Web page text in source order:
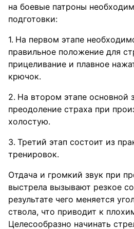
на боевые патроны
подготовки:
На первом этапе
правильное положение для
прицеливание и плавное
крючок.
На втором этапе основной
преодоление страха при
холостую.
Третий этап состоит из
тренировок.
Отдача и громкий звук при
выстрела вызывают резкое
результате чего меняется
ствола, что приводит к
Целесообразно начинать